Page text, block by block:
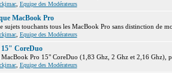
, Equipe des Modérateurs
MacBook Pro
sujets touchants tous les MacBook Pro sans distinction de
, Equipe des Modérateurs
CoreDuo
MacBook Pro 15" CoreDuo (1,83 Ghz, 2 Ghz et 2,16 Ghz),
, Equipe des Modérateurs